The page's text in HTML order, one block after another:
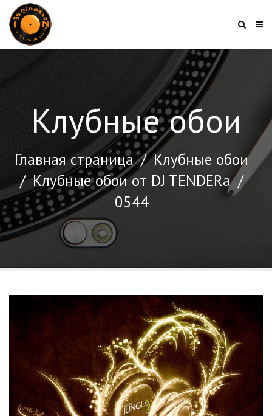
Клубные обои
Главная страница /Клубные обои
/Клубные обои от DJ TENDERа /
0544